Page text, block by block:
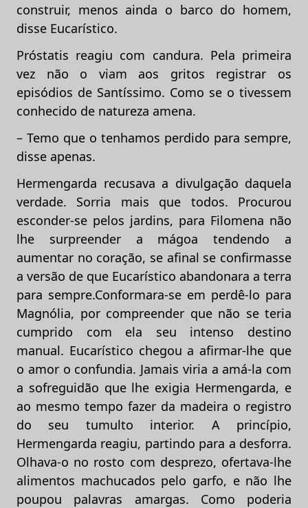
construir, menos ainda o barco do homem,
disse Eucarístico.
Próstatis reagiu com candura. Pela primeira
vez não o viam aos gritos registrar os
episódios de Santíssimo. Como se o tivessem
conhecido de natureza amena.
– Temo que o tenhamos perdido para sempre,
disse apenas.
Hermengarda recusava a divulgação daquela
verdade. Sorria mais que todos. Procurou
esconder-se pelos jardins, para Filomena não
lhe surpreender a mágoa tendendo a
aumentar no coração, se afinal se confirmasse
a versão de que Eucarístico abandonara a terra
para sempre.Conformara-se em perdê-lo para
Magnólia, por compreender que não se teria
cumprido com ela seu intenso destino
manual. Eucarístico chegou a afirmar-lhe que
o amor o confundia. Jamais viria a amá-la com
a sofreguidão que lhe exigia Hermengarda, e
ao mesmo tempo fazer da madeira o registro
do seu tumulto interior. A princípio,
Hermengarda reagiu, partindo para a desforra.
Olhava-o no rosto com desprezo, ofertava-lhe
alimentos machucados pelo garfo, e não lhe
poupou palavras amargas. Como poderia